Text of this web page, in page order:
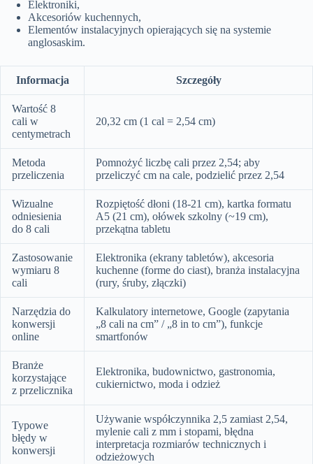
Elektroniki,
Akcesoriów kuchennych,
Elementów instalacyjnych opierających się na systemie
anglosaskim.
Informacja Szczegóły
Wartość 8
cali w
centymetrach
20,32 cm (1 cal = 2,54 cm)
Metoda
przeliczenia
Pomnożyć liczbę cali przez 2,54; aby
przeliczyć cm na cale, podzielić przez 2,54
Wizualne
odniesienia
do 8 cali
Rozpiętość dłoni (18-21 cm), kartka formatu
A5 (21 cm), ołówek szkolny (~19 cm),
przekątna tabletu
Zastosowanie
wymiaru 8
cali
Elektronika (ekrany tabletów), akcesoria
kuchenne (forme do ciast), branża instalacyjna
(rury, śruby, złączki)
Narzędzia do
konwersji
online
Kalkulatory internetowe, Google (zapytania
„8 cali na cm” / „8 in to cm”), funkcje
smartfonów
Branże
korzystające
z przelicznika
Elektronika, budownictwo, gastronomia,
cukiernictwo, moda i odzież
Typowe
błędy w
konwersji
Używanie współczynnika 2,5 zamiast 2,54,
mylenie cali z mm i stopami, błędna
interpretacja rozmiarów technicznych i
odzieżowych